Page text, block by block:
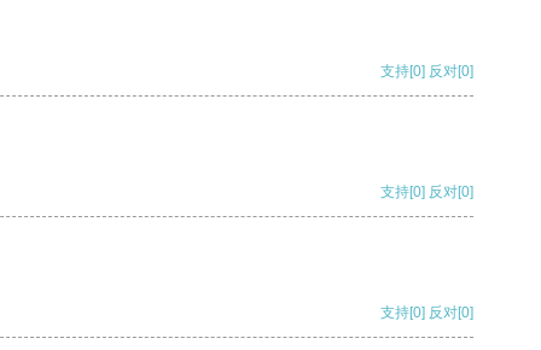
支持[0] 反对[0]
支持[0] 反对[0]
支持[0] 反对[0]